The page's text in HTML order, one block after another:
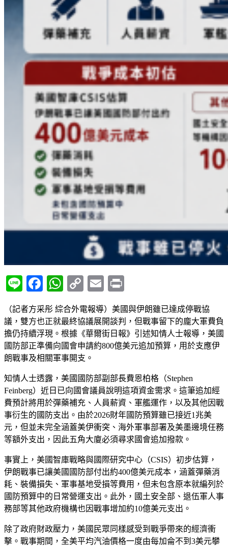
LineFacebook
WhatsApp
CopyEmail
（記者方采彤 綜合外電報導）美國與伊朗雖已達成停戰協
議，雙方也正就最終協議展開談判，但戰事留下的龐大軍費負
擔仍持續浮現。根據《華爾街日報》引述知情人士報導，美國
國防部正準備向國會申請約800億美元追加預算，用於支應伊
朗戰事及相關軍事開支。
知情人士透露，美國國防部副部長費恩柏格（Stephen
Feinberg）近日已向國會議員說明這項資金需求。這筆追加經
費預計將用於彈藥補充、人員薪資、軍艦運作，以及其他因戰
事衍生的國防支出。由於2026財年國防預算雖已接近1兆美
元，但並未完全涵蓋美伊衝突、海外軍事部署及美墨邊境任務
等額外支出，因此五角大廈必須尋求國會追加撥款。
事實上，美國智庫戰略與國際研究中心（CSIS）初步估算，
伊朗戰事已讓美國國防部付出約400億美元成本，涵蓋彈藥消
耗、裝備損失、軍事基地受損等費用，但未包含原本就編列於
國防預算中的日常營運支出。此外，國土安全部、退伍軍人事
務部等其他政府機構也因戰事增加約10億美元支出。
除了政府財政壓力，美國民眾同樣感受到戰爭帶來的經濟衝
擊。戰事期間，全美平均汽油價格一度由每加侖不到3美元攀